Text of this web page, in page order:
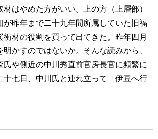
はやめた方がいい。上の方（上層部）
昨年まで二十九年間所属していた旧福
材の役割を買って出てきた。昨年四月
かすのではないか。そんな読みから、
や側近の中川秀直前官房長官に頻繁に
七日、中川氏と連れ立って「伊豆へ行